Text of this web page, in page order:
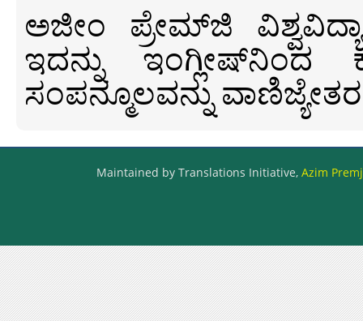
ಅಜೀಂ ಪ್ರೇಮ್‍ಜಿ
ಇದನ್ನು ಇಂಗ್ಲೀಷ್‍ನಿಂದ
ಸಂಪನ್ಮೂಲವನ್ನು
Maintained by Translations Initiative, Azim